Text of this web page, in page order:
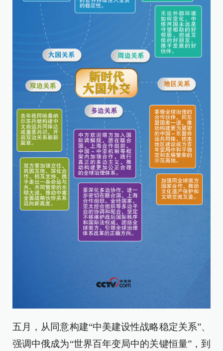
五月，从同意构建“中美建设性战略稳定关系”、
强调中俄成为“世界百年变局中的关键恒量”，到